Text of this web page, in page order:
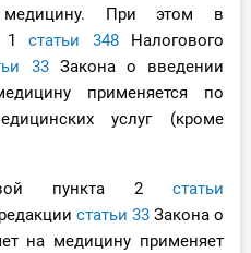
При этом в
1статьи 348Налогового
33Закона о введении
применяется по
услуг (кроме
пункта 2 статьи
статьи 33 Закона о
на медицину применяет